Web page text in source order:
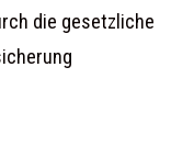
die gesetzliche